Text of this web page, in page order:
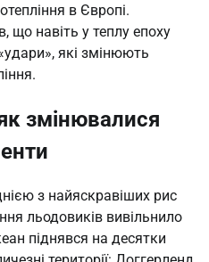
в Європі.
що навіть у теплу епоху
які змінюють
змінювалися
з найяскравіших рис
льодовиків вивільнило
піднявся на десятки